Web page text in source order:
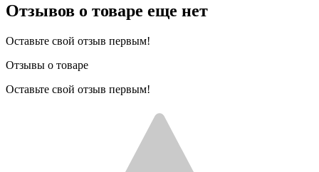
Отзывов о товаре еще нет
Оставьте свой отзыв первым!
Отзывы о товаре
Оставьте свой отзыв первым!